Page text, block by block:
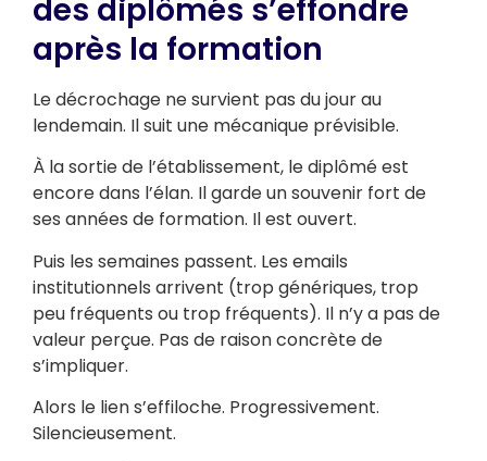
des diplômés s’effondre
après la formation
Le décrochage ne survient pas du jour au
lendemain. Il suit une mécanique prévisible.
À la sortie de l’établissement, le diplômé est
encore dans l’élan. Il garde un souvenir fort de
ses années de formation. Il est ouvert.
Puis les semaines passent. Les emails
institutionnels arrivent (trop génériques, trop
peu fréquents ou trop fréquents). Il n’y a pas de
valeur perçue. Pas de raison concrète de
s’impliquer.
Alors le lien s’effiloche. Progressivement.
Silencieusement.